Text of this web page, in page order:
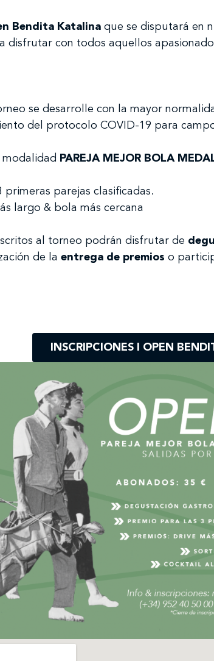
Bendita Katalina que se disputará en
disfrutar con todos aquellos
se desarrolle con la mayor
del protocolo COVID-19 para
PAREJA MEJOR BOLA
primeras parejas clasificadas.
largo & bola más cercana
al torneo podrán disfrutar de
de la entrega de premios o
INSCRIPCIONES I OPEN